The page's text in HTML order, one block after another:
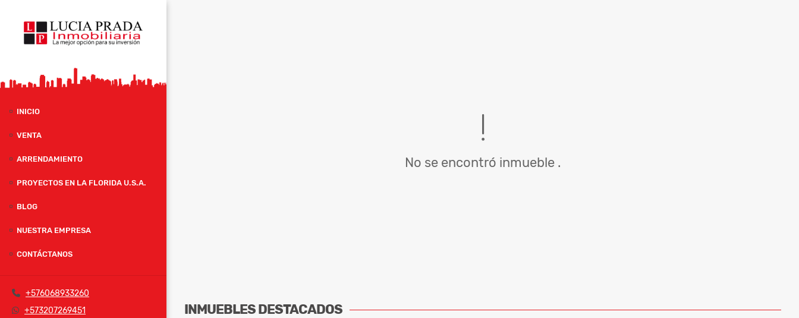
INICIO
VENTA
ARRENDAMIENTO
PROYECTOS EN LA FLORIDA U.S.A.
BLOG
NUESTRA EMPRESA
CONTÁCTANOS
+576068933260
+573207269451
No se encontró inmueble .
INMUEBLESDESTACADOS